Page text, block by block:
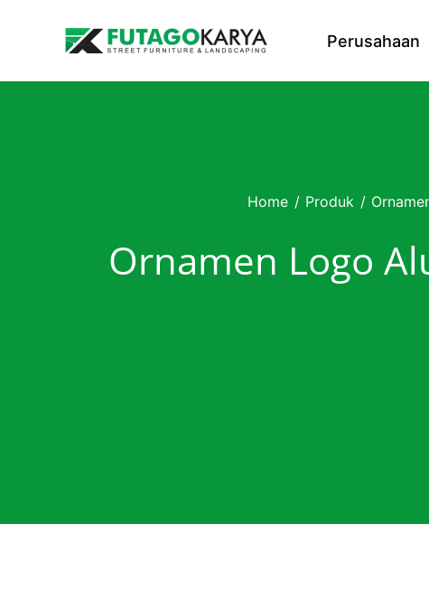
Perusahaan
Home / Produk /
Ornamen Logo